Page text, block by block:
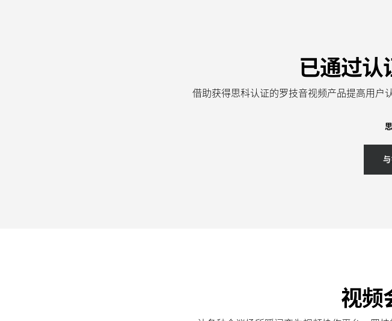
已通过认
借助获得思科认证的罗技音视频产品提高用户
视频